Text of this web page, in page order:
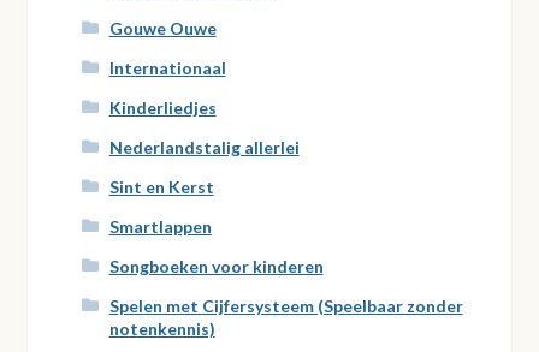
Gouwe Ouwe
Internationaal
Kinderliedjes
Nederlandstalig allerlei
Sint en Kerst
Smartlappen
Songboeken voor kinderen
Spelen met Cijfersysteem (Speelbaar zonder
notenkennis)